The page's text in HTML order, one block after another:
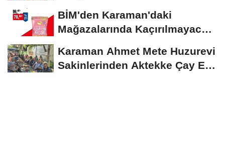
Etkinliğine Ziyaret
BİM'den Karaman'daki
Mağazalarında Kaçırılmayacak
Karaman Ahmet Mete Huzurevi
Sakinlerinden Aktekke Çay Evi